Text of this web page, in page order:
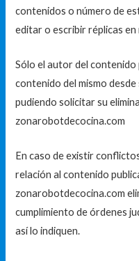
contenidos o número de
editar o escribir réplicas
Sólo el autor del
contenido del mismo
pudiendo solicitar su
zonarobotdecocina.com
En caso de existir
relación al contenido
zonarobotdecocina.com
cumplimiento de órdenes
así lo indiquen.